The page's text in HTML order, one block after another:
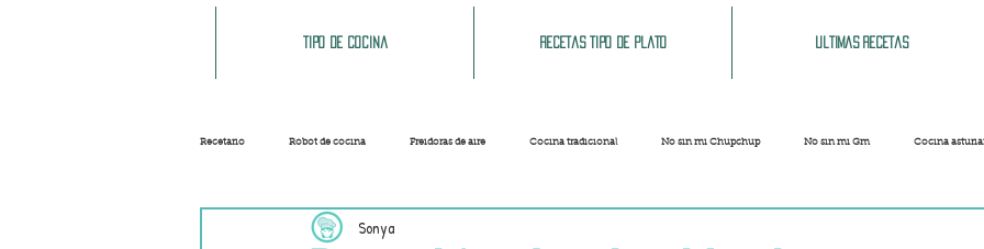
Ultimas recetas
Recetas tipo de plato
Tipo de cocina
Recetario Robot de cocina Freidoras de aire Cocina tradicional No sin mi Chupchup No sin mi Gm Cocina
Sopas y cremas
Sonya